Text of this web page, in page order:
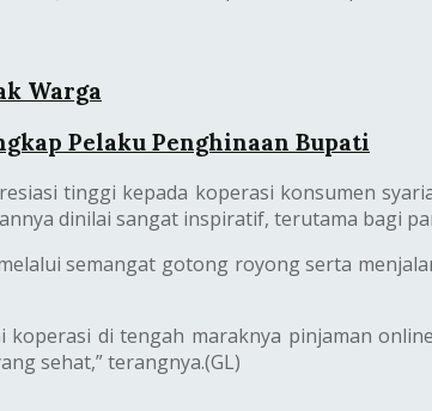
Warga
Pelaku Penghinaan Bupati
tinggi kepada koperasi konsumen
dinilai sangat inspiratif, terutama bagi
semangat gotong royong serta
koperasi di tengah maraknya pinjaman
sehat,” terangnya.(GL)